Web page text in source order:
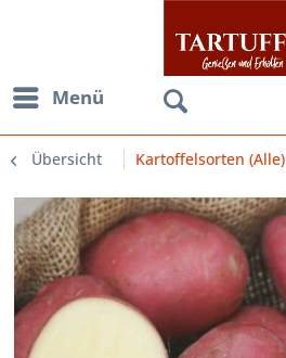
Menü
Übersicht Kartoffelsorten (Alle)